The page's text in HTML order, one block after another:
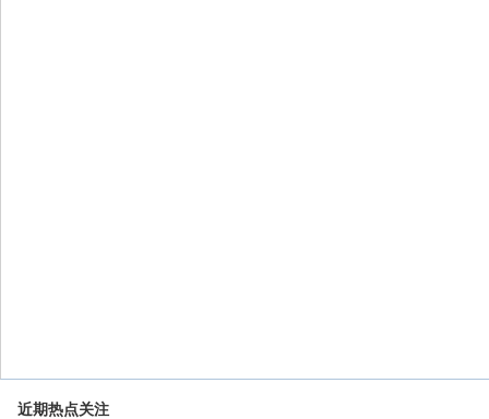
近期热点关注